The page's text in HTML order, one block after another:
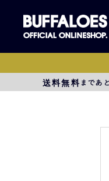
すべて
タオル
送料無料まであと